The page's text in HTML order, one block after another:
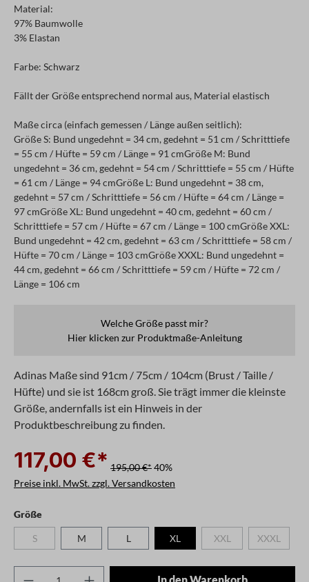
Material:
97% Baumwolle
3% Elastan
Farbe: Schwarz
Fällt der Größe entsprechend normal aus, Material elastisch
Maße circa (einfach gemessen / Länge außen seitlich):
Größe S: Bund ungedehnt = 34 cm, gedehnt = 51 cm / Schritttiefe
= 55 cm / Hüfte = 59 cm / Länge = 91 cmGröße M: Bund
ungedehnt = 36 cm, gedehnt = 54 cm / Schritttiefe = 55 cm / Hüfte
= 61 cm / Länge = 94 cmGröße L: Bund ungedehnt = 38 cm,
gedehnt = 57 cm / Schritttiefe = 56 cm / Hüfte = 64 cm / Länge =
97 cmGröße XL: Bund ungedehnt = 40 cm, gedehnt = 60 cm /
Schritttiefe = 57 cm / Hüfte = 67 cm / Länge = 100 cmGröße XXL:
Bund ungedehnt = 42 cm, gedehnt = 63 cm / Schritttiefe = 58 cm /
Hüfte = 70 cm / Länge = 103 cmGröße XXXL: Bund ungedehnt =
44 cm, gedehnt = 66 cm / Schritttiefe = 59 cm / Hüfte = 72 cm /
Länge = 106 cm
Welche Größe passt mir?
Hier klicken zur Produktmaße-Anleitung
Adinas Maße sind 91cm / 75cm / 104cm (Brust / Taille /
Hüfte) und sie ist 168cm groß. Sie trägt immer die kleinste
Größe, andernfalls ist ein Hinweis in der
Produktbeschreibung zu finden.
117,00 €* 195,00 €*40%
Preise inkl. MwSt. zzgl. Versandkosten
Größeauswählen
S
(Diese Option ist zurzeit nicht verfügbar.)
M L XL XXL(Diese Option ist
XXXL(Diese
Produkt Anzahl: Gib den gewünschten